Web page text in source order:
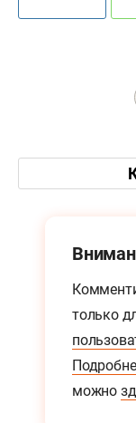
только
можно